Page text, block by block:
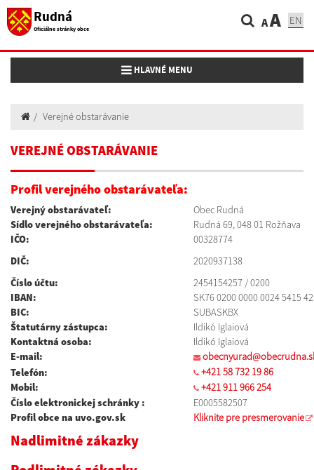
Rudná
Oficiálne stránky obce AA EN
Toggle navigation
HLAVNÉ MENU
Verejné obstarávanie
VEREJNÉ OBSTARÁVANIE
Profil verejného obstarávateľa:
Verejný obstarávateľ:
Obec Rudná
Sídlo verejného obstarávateľa:
Rudná 69, 048 01 Rožňava
IČO:
DIČ:
00328774
2020937138
Číslo účtu:
2454154257 / 0200
IBAN:
SK76 0200 0000 0024 5415
BIC:
SUBASKBX
Štatutárny zástupca:
Ildikó Iglaiová
Kontaktná osoba:
Ildikó Iglaiová
E-mail:
Telefón:
Mobil:
+421 58 732 19 86
+421 911 966 254
Číslo elektronickej schránky :
E0005582507
Profil obce na uvo.gov.sk
Kliknite pre presmerovanie
Nadlimitné zákazky